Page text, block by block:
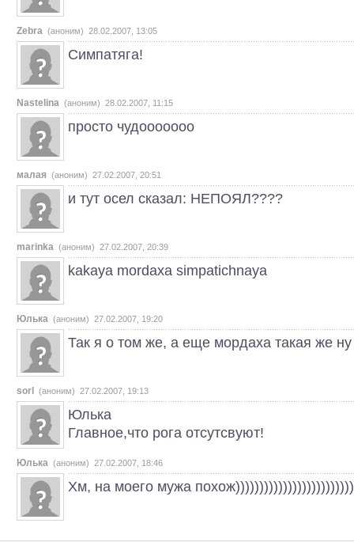
Zebra (аноним) 28.02.2007, 13:05
Симпатяга!
Nastelina (аноним) 28.02.2007, 11:15
просто чудооооооо
малая (аноним) 27.02.2007, 20:51
и тут осел сказал: НЕПОЯЛ????
marinka (аноним) 27.02.2007, 20:39
kakaya mordaxa simpatichnaya
Юлька (аноним) 27.02.2007, 19:20
Так я о том же, а еще мордаха такая же ну
sorl (аноним) 27.02.2007, 19:13
Юлька
Главное,что рога отсутсвуют!
Юлька (аноним) 27.02.2007, 18:46
Хм, на моего мужа